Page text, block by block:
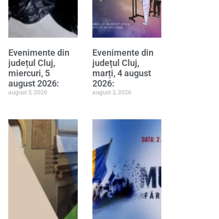
Evenimente din
județul Cluj,
miercuri, 5
august 2026:
august 5, 2026
Evenimente din
județul Cluj,
marți, 4 august
2026:
august 3, 2026